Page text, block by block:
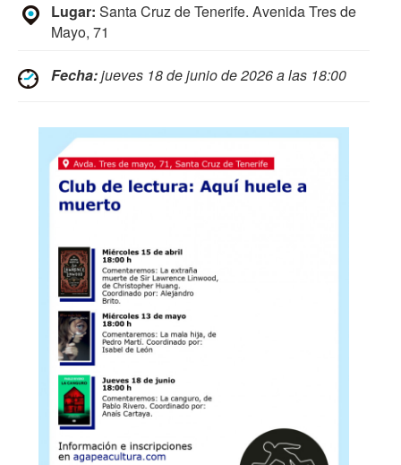
Lugar: Santa Cruz de Tenerife. Avenida Tres de
Mayo, 71
Fecha:jueves 18 de junio de 2026 a las 18:00